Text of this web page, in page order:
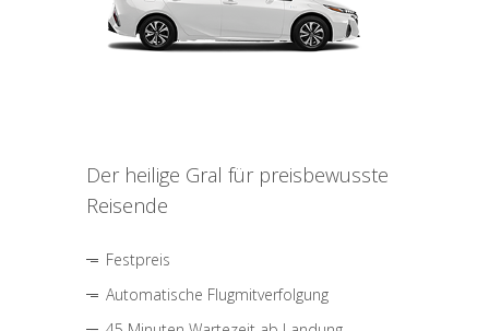
Der heilige Gral für preisbewusste
Reisende
Festpreis
Automatische Flugmitverfolgung